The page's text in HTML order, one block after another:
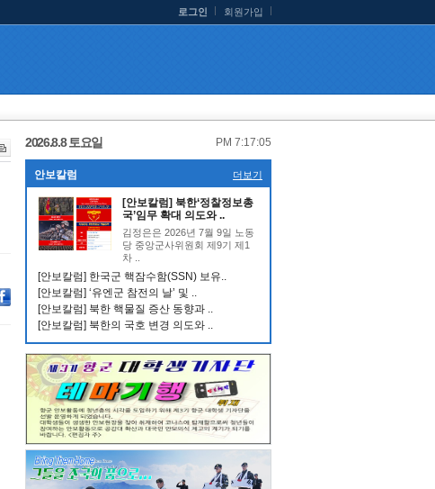
로그인 회원가입
2026.8.8 토요일 PM 7:17:06
안보칼럼 더보기
[안보칼럼] 북한‘정찰정보총
국’임무 확대 의도와 ..
김정은은 2026년 7월 9일 노동
당 중앙군사위원회 제9기 제1
차 ..
[안보칼럼] 한국군 핵잠수함(SSN) 보유..
[안보칼럼] ‘유엔군 참전의 날’ 및 ..
[안보칼럼] 북한 핵물질 증산 동향과 ..
[안보칼럼] 북한의 국호 변경 의도와 ..